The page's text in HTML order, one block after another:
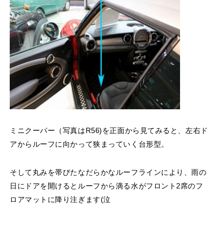
ミニクーパー（写真はR56)を正面から見てみると、左右ド
アからルーフに向かって狭まっていく台形型。
そして丸みを帯びたなだらかなルーフラインにより、雨の
日にドアを開けるとルーフから滴る水がフロント2席のフ
ロアマットに降り注ぎます(泣